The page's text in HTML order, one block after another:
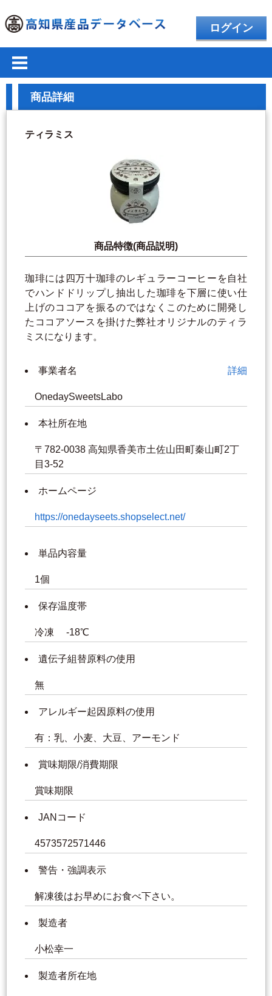
ログイン
商品詳細
ティラミス
商品特徴(商品説明)
珈琲には四万十珈琲のレギュラーコーヒーを自社
でハンドドリップし抽出した珈琲を下層に使い仕
上げのココアを振るのではなくこのために開発し
たココアソースを掛けた弊社オリジナルのティラ
ミスになります。
事業者名 詳細
OnedaySweetsLabo
本社所在地
〒782-0038 高知県香美市土佐山田町秦山町2丁
目3-52
ホームページ
https://onedayseets.shopselect.net/
単品内容量
1個
保存温度帯
冷凍 -18℃
遺伝子組替原料の使用
無
アレルギー起因原料の使用
有：乳、小麦、大豆、アーモンド
賞味期限/消費期限
賞味期限
JANコード
4573572571446
警告・強調表示
解凍後はお早めにお食べ下さい。
製造者
小松幸一
製造者所在地